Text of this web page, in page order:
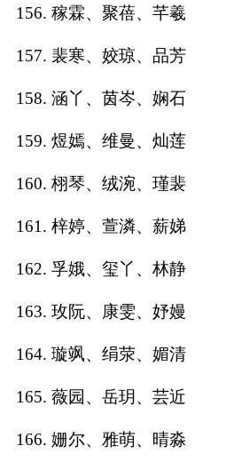
156. 稼霖、聚蓓、芊羲
157. 裴寒、姣琼、品芳
158. 涵丫、茵岑、娴石
159. 煜嫣、维曼、灿莲
160. 栩琴、绒涴、瑾裴
161. 梓婷、萱潾、薪娣
162. 孚娥、玺丫、林静
163. 玫阮、康雯、妤嫚
164. 璇飒、绢荥、媚清
165. 薇园、岳玥、芸近
166. 姗尔、雅萌、晴淼